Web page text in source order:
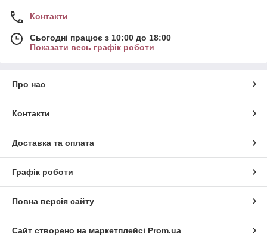
Контакти
Сьогодні працює з 10:00 до 18:00
Показати весь графік роботи
Про нас
Контакти
Доставка та оплата
Графік роботи
Повна версія сайту
Сайт створено на маркетплейсі Prom.ua